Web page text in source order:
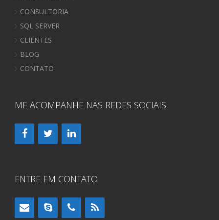
CONSULTORIA
SQL SERVER
CLIENTES
BLOG
CONTATO
ME ACOMPANHE NAS REDES SOCIAIS
ENTRE EM CONTATO